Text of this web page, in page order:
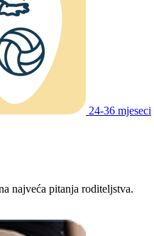
24-36 mjeseci
najveća pitanja roditeljstva.